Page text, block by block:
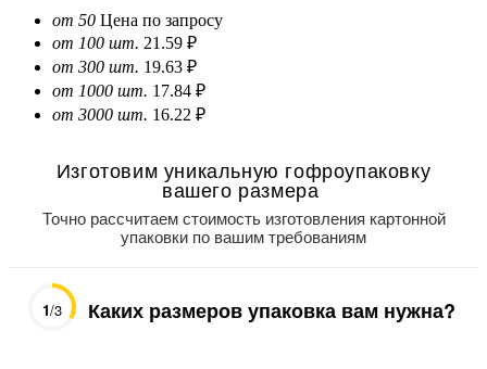
от 50 Цена по запросу
от 100 шт. 21.59 ₽
от 300 шт. 19.63 ₽
от 1000 шт. 17.84 ₽
от 3000 шт. 16.22 ₽
Изготовим уникальную гофроупаковку
вашего размера
Точно рассчитаем стоимость изготовления картонной
упаковки по вашим требованиям
1/3 Каких размеров упаковка вам нужна?